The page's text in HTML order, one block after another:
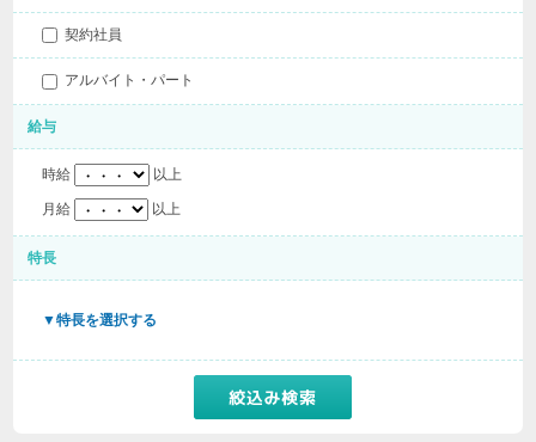
契約社員
アルバイト・パート
給与
時給 以上
月給 以上
特長
▼特長を選択する